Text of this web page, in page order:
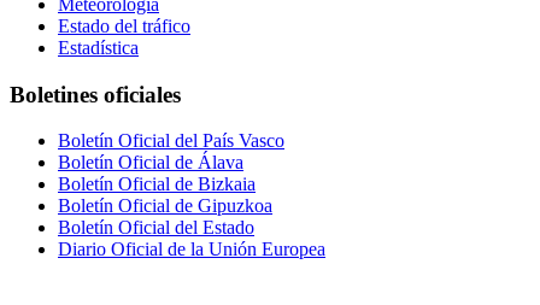
Meteorología
Estado del tráfico
Estadística
Boletines oficiales
Boletín Oficial del País Vasco
Boletín Oficial de Álava
Boletín Oficial de Bizkaia
Boletín Oficial de Gipuzkoa
Boletín Oficial del Estado
Diario Oficial de la Unión Europea